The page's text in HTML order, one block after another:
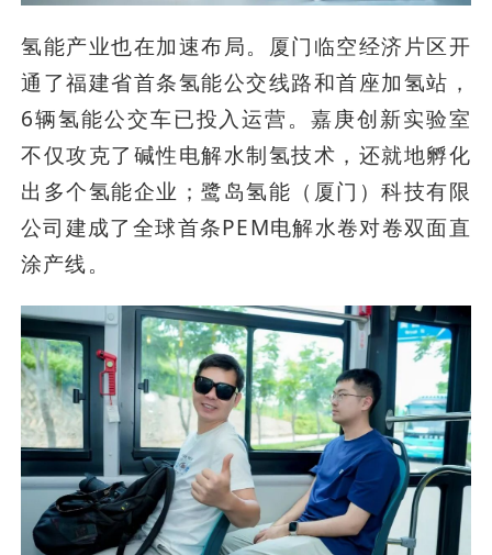
氢能产业也在加速布局。厦门临空经济片区开
通了福建省首条氢能公交线路和首座加氢站，
6辆氢能公交车已投入运营。嘉庚创新实验室
不仅攻克了碱性电解水制氢技术，还就地孵化
出多个氢能企业；鹭岛氢能（厦门）科技有限
公司建成了全球首条PEM电解水卷对卷双面直
涂产线。